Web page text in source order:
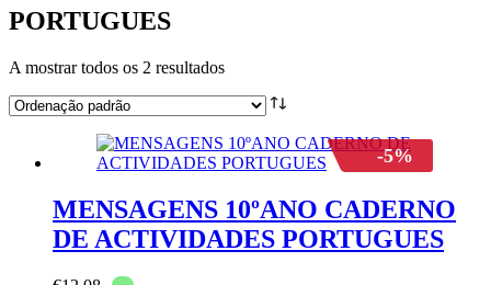
PORTUGUES
A mostrar todos os 2 resultados
-5%
MENSAGENS 10ºANO CADERNO
DE ACTIVIDADES PORTUGUES